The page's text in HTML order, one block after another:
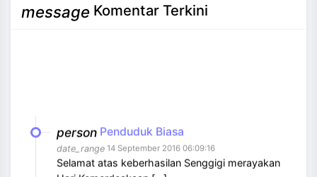
message Komentar Terkini
date_range14 September 2016 06:09:16
Selamat atas keberhasilan Senggigi merayakan
Hari Kemerdeakaan [...]